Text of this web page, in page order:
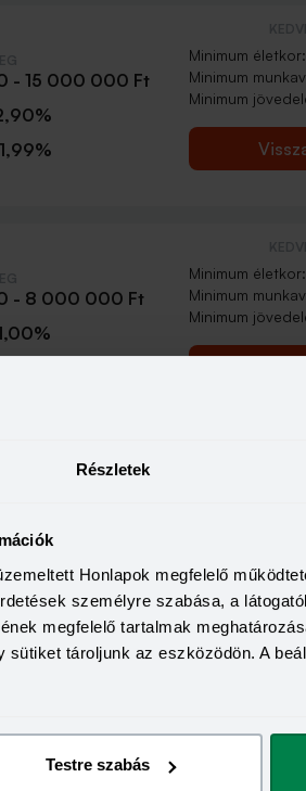
Részletek
Honlapok megfelelő
személyre szabása, a
megfelelő tartalmak
sütiket tároljunk az eszközödön. A
Testre szabás
- 15 000 000 Ft
Minimum életkor:
Minimum
Minimum
- 8 000 000 Ft
Minimum életkor:
Minimum
Minimum
- 7 000 000 Ft
Minimum